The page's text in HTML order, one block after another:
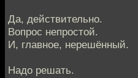
Да, действительно.
Вопрос непростой.
И, главное, нерешённый.
Надо решать.